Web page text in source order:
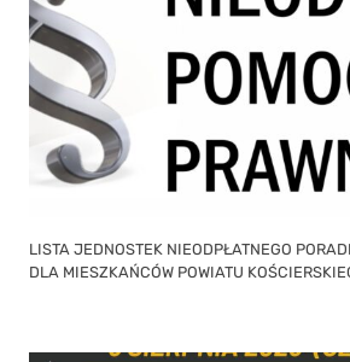
LISTA JEDNOSTEK NIEODPŁATNEGO
DLA MIESZKAŃCÓW POWIATU